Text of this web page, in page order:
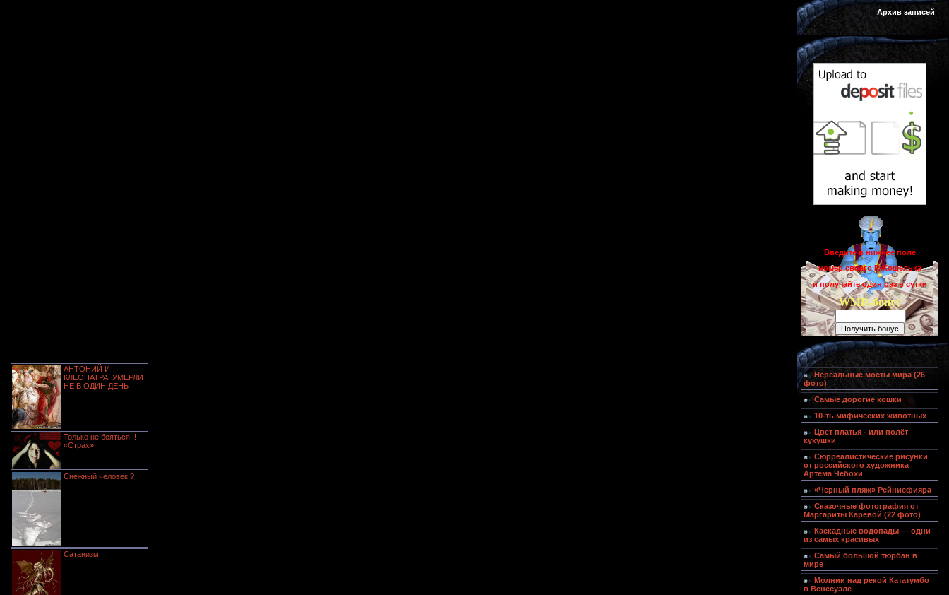
АНТОНИЙ И
КЛЕОПАТРА: УМЕРЛИ
НЕ В ОДИН ДЕНЬ
Только не бояться!!! –
«Страх»
Снежный человек!?
Сатанизм
Архив записей
Введите в нижнее поле
номер своего R-Кошелька
и получайте один раз в сутки
WMR-бонус
Нереальные мосты мира (26
фото)
Самые дорогие кошки
10-ть мифических животных
Цвет платья - или полёт
кукушки
Сюрреалистические рисунки
от российского художника
Артема Чебохи
«Черный пляж» Рейнисфияра
Сказочные фотография от
Маргариты Каревой (22 фото)
Каскадные водопады — одни
из самых красивых
Самый большой тюрбан в
мире
Молнии над рекой Кататумбо
в Венесуэле